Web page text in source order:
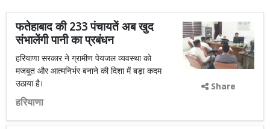
फतेहाबाद की 233 पंचायतें अब खुद
संभालेंगी पानी का प्रबंधन
हरियाणा सरकार ने ग्रामीण पेयजल व्यवस्था को
मजबूत और आत्मनिर्भर बनाने की दिशा में बड़ा कदम
उठाया है।
हरियाणा
Share